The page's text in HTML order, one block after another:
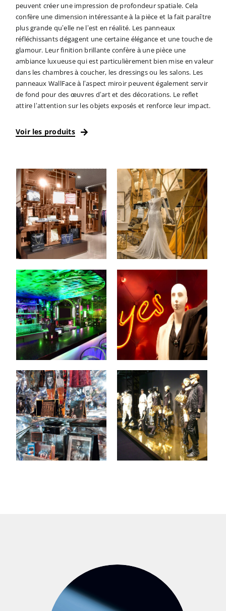
peuvent créer une impression de profondeur spatiale. Cela
confère une dimension intéressante à la pièce et la fait paraître
plus grande qu’elle ne l’est en réalité. Les panneaux
réfléchissants dégagent une certaine élégance et une touche de
glamour. Leur finition brillante confère à une pièce une
ambiance luxueuse qui est particulièrement bien mise en valeur
dans les chambres à coucher, les dressings ou les salons. Les
panneaux WallFace à l’aspect miroir peuvent également servir
de fond pour des œuvres d’art et des décorations. Le reflet
attire l’attention sur les objets exposés et renforce leur impact.
Voir les produits